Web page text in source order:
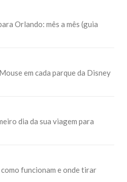
Orlando: mês a mês (guia
em cada parque da Disney
dia da sua viagem para
funcionam e onde tirar